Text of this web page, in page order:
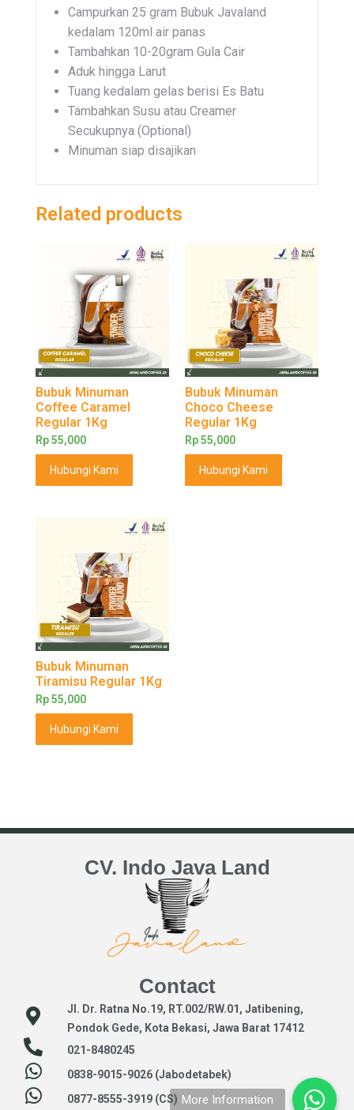
Campurkan 25 gram Bubuk Javaland
kedalam 120ml air panas
Tambahkan 10-20gram Gula Cair
Aduk hingga Larut
Tuang kedalam gelas berisi Es Batu
Tambahkan Susu atau Creamer
Secukupnya (Optional)
Minuman siap disajikan
Related products
Bubuk Minuman
Coffee Caramel
Regular 1Kg
Rp55,000
Hubungi Kami
Bubuk Minuman
Choco Cheese
Regular 1Kg
Rp55,000
Hubungi Kami
Bubuk Minuman
Tiramisu Regular 1Kg
Rp55,000
Hubungi Kami
CV. Indo Java Land
Contact
Jl. Dr. Ratna No.19, RT.002/RW.01, Jatibening,
Pondok Gede, Kota Bekasi, Jawa Barat 17412
021-8480245
0838-9015-9026 (Jabodetabek)
0877-8555-3919 (CS)